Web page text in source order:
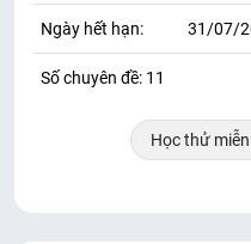
Ngày hết hạn: 31/07/
Số chuyên đề: 11
Học thử